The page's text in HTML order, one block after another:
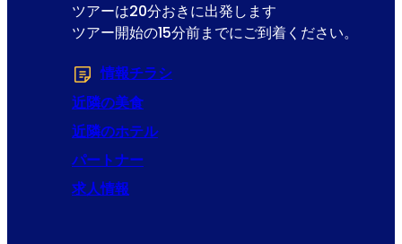
ツアーは20分おきに出発します
ツアー開始の15分前までにご到着ください。
情報チラシ
近隣の美食
近隣のホテル
パートナー
求人情報